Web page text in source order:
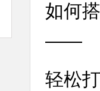
如何
——
轻松